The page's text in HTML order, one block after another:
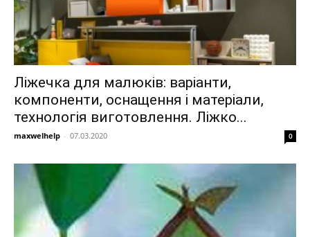
Ліжечка для малюків: варіанти,
компоненти, оснащення і матеріали,
технологія виготовлення. Ліжко...
maxwelhelp - 07.03.2020 0